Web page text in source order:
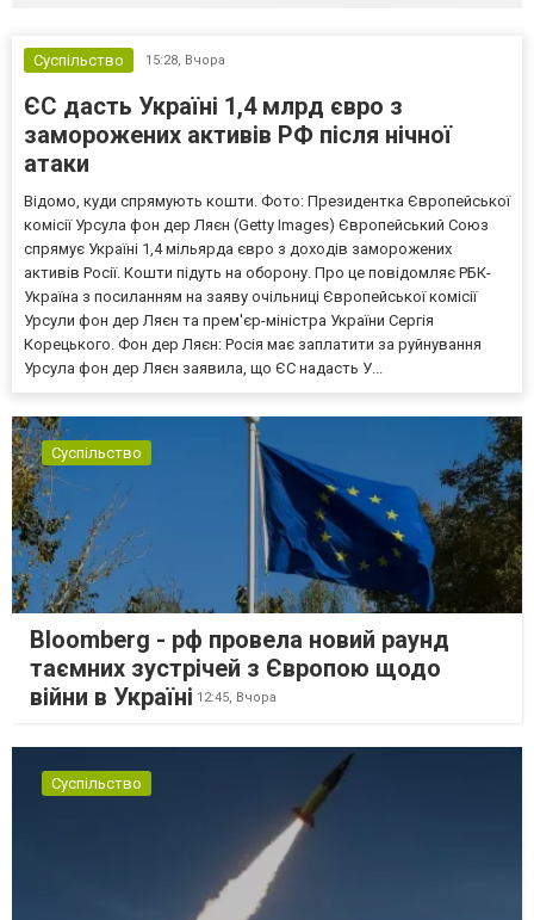
Суспільство 15:28, Вчора
ЄС дасть Україні 1,4 млрд євро з
заморожених активів РФ після нічної
атаки
Відомо, куди спрямують кошти. Фото: Президентка Європейської
комісії Урсула фон дер Ляєн (Getty Images) Європейський Союз
спрямує Україні 1,4 мільярда євро з доходів заморожених
активів Росії. Кошти підуть на оборону. Про це повідомляє РБК-
Україна з посиланням на заяву очільниці Європейської комісії
Урсули фон дер Ляєн та прем'єр-міністра України Сергія
Корецького. Фон дер Ляєн: Росія має заплатити за руйнування
Урсула фон дер Ляєн заявила, що ЄС надасть У...
Суспільство
Bloomberg - рф провела новий раунд
таємних зустрічей з Європою щодо
війни в Україні 12:45, Вчора
Суспільство